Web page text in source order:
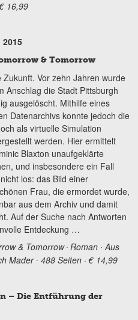
16,99
2015
& Tomorrow
Zukunft. Vor zehn Jahren wurde
Anschlag die Stadt Pittsburgh
ausgelöscht. Mithilfe eines
Datenarchivs konnte jedoch die
als virtuelle Simulation
werden. Hier ermittelt
Blaxton unaufgeklärte
und insbesondere ein Fall
los: das Bild einer
Frau, die ermordet wurde,
aus dem Archiv und damit
Auf der Suche nach Antworten
Entdeckung …
& Tomorrow∙ Roman ∙ Aus
Mader ∙ 488 Seiten · € 14,99
– Die Entführung der